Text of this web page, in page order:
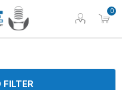
0
FILTER